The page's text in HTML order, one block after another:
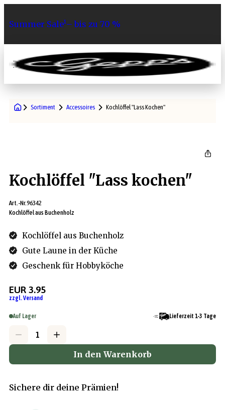
Summer Sale¹– bis zu 70 %
0
Sortiment Accessoires Kochlöffel "Lass Kochen"
Kochlöffel "Lass kochen"
Art.-Nr.96342
Kochlöffel aus Buchenholz
Kochlöffel aus Buchenholz
Gute Laune in der Küche
Geschenk für Hobbyköche
EUR 3.95
zzgl. Versand
Auf Lager Lieferzeit 1-3 Tage
In den Warenkorb
Sichere dir deine Prämien!